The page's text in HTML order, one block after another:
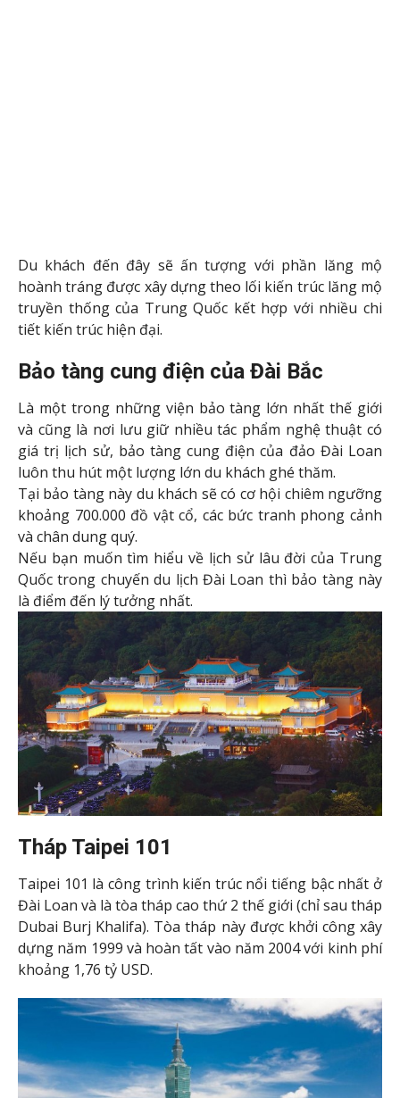
khoảng 700.000 đồ vật cổ, các bức tranh phong cảnh
và chân dung quý.
Nếu bạn muốn tìm hiểu về lịch sử lâu đời của Trung
Quốc trong chuyến du lịch Đài Loan thì bảo tàng này
Tháp Taipei 101
Taipei 101 là công trình kiến trúc nổi tiếng bậc nhất ở
Đài Loan và là tòa tháp cao thứ 2 thế giới (chỉ sau tháp
Dubai Burj Khalifa). Tòa tháp này được khởi công xây
dựng năm 1999 và hoàn tất vào năm 2004 với kinh phí
khoảng 1,76 tỷ USD.
Đây là địa điểm tuyệt vời để du khách chiêm ngưỡng
toàn cảnh thành phố Đài Bắc lung linh màu sắc khi
màn đêm buông xuống ban đêm.